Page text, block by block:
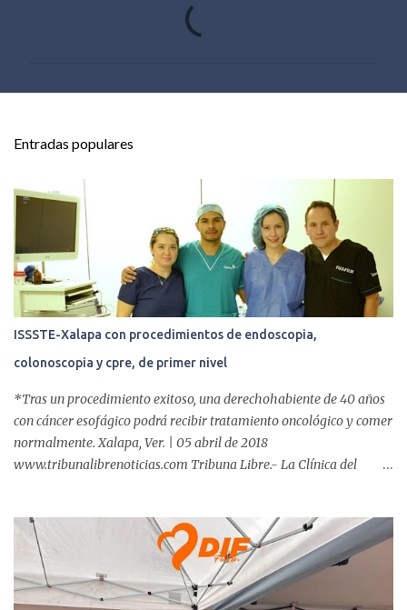
s
Entradas populares
ISSSTE-Xalapa con procedimientos de endoscopia,
colonoscopia y cpre, de primer nivel
*Tras un procedimiento exitoso, una derechohabiente de 40 años
con cáncer esofágico podrá recibir tratamiento oncológico y comer
normalmente. Xalapa, Ver. | 05 abril de 2018
www.tribunalibrenoticias.com Tribuna Libre.- La Clínica del
incluyen endoscopia, colonoscopia y colangiopancreatografía
retrógrada endoscópica (CPRE), con equipo de alta tecnología de
videoendoscopia gástrica y con especialistas certificados. Además
se cuenta con endoscopios de última tecnología que permiten